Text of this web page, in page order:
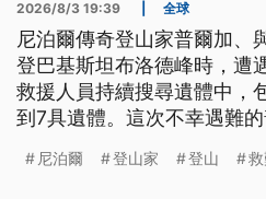
2026/8/3 19:39 全球
尼泊爾傳奇登山家普爾加、
登巴基斯坦布洛德峰時，遭
救援人員持續搜尋遺體中，
到7具遺體。這次不幸遇難
Netflix拍成紀錄片《勇闖世
尼泊爾 登山家 登山